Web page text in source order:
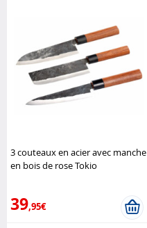
3 couteaux en acier avec manche
en bois de rose Tokio
39,95€